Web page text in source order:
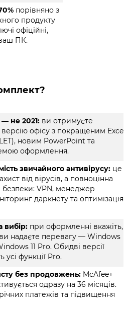
порівняно з
продукту
офіційні,
ПК.
не 2021: ви отримуєте
офісу з покращеним Excel
новим PowerPoint та
оформлення.
звичайного антивірусу: це
від вірусів, а повноцінна
безпеки: VPN, менеджер
даркнету та оптимізація
вибір: при оформленні вкажіть,
надаєте перевагу — Windows
11 Pro. Обидві версії
усі функції Pro.
без продовжень: McAfee+
одразу на 36 місяців.
платежів та підвищення